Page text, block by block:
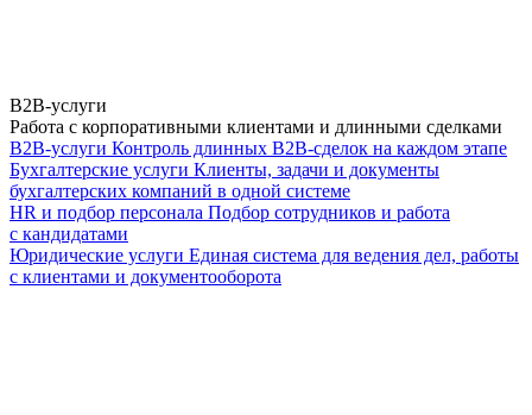
B2B-услуги
Работа с корпоративными клиентами и длинными сделками
B2B-услуги Контроль длинных B2B-сделок на каждом этапе
Бухгалтерские услуги Клиенты, задачи и документы
бухгалтерских компаний в одной системе
HR и подбор персонала Подбор сотрудников и работа
с кандидатами
Юридические услуги Единая система для ведения дел, работы
с клиентами и документооборота